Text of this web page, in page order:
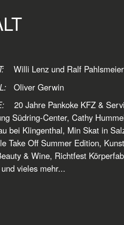
Willi Lenz und Ralf Pahlsmeier
Oliver Gerwin
20 Jahre Pankoke KFZ &
Südring-Center, Cathy
bei Klingenthal, Min Skat in
Take Off Summer Edition,
& Wine, Richtfest
vieles mehr...